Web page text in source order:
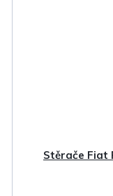
Stěrače Fiat